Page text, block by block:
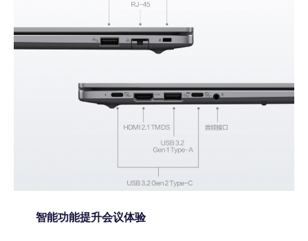
智能功能提升会议体验